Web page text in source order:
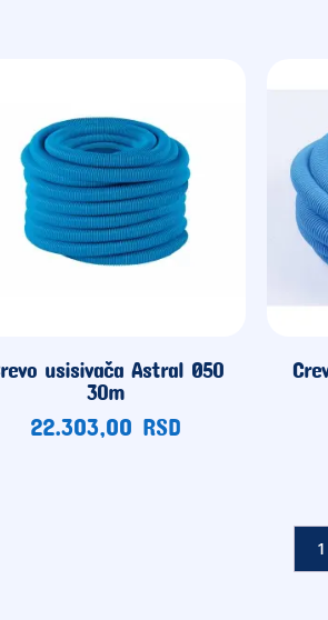
usisivača Astral Ø50
30m
22.303,00 RSD
1